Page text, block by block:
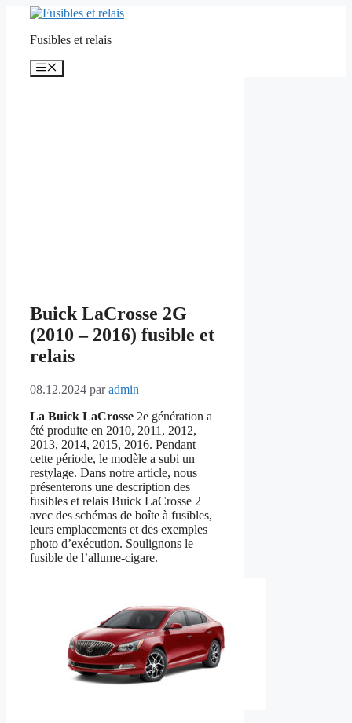
contenuFusibles et relais
Menu
Buick LaCrosse 2G
(2010 – 2016) fusible et
relais
08.12.2024 paradmin
La Buick LaCrosse 2e génération a
été produite en 2010, 2011, 2012,
2013, 2014, 2015, 2016. Pendant
cette période, le modèle a subi un
restylage. Dans notre article, nous
présenterons une description des
fusibles et relais Buick LaCrosse 2
avec des schémas de boîte à fusibles,
leurs emplacements et des exemples
photo d’exécution. Soulignons le
fusible de l’allume-cigare.